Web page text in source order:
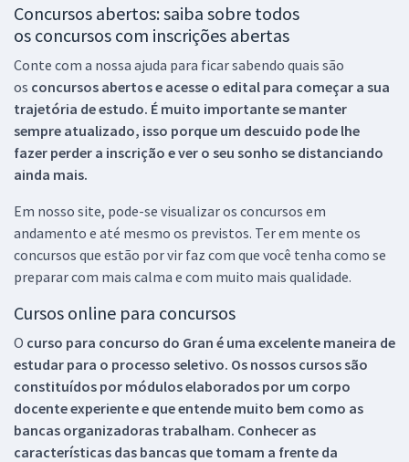
Concursos abertos: saiba sobre todos
os concursos com inscrições abertas
Conte com a nossa ajuda para ficar sabendo quais são
os concursos abertos e acesse o edital para começar a sua
trajetória de estudo. É muito importante se manter
sempre atualizado, isso porque um descuido pode lhe
fazer perder a inscrição e ver o seu sonho se distanciando
ainda mais.
Em nosso site, pode-se visualizar os concursos em
andamento e até mesmo os previstos. Ter em mente os
concursos que estão por vir faz com que você tenha como se
preparar com mais calma e com muito mais qualidade.
Cursos online para concursos
O curso para concurso do Gran é uma excelente maneira de
estudar para o processo seletivo. Os nossos cursos são
constituídos por módulos elaborados por um corpo
docente experiente e que entende muito bem como as
bancas organizadoras trabalham. Conhecer as
características das bancas que tomam a frente da